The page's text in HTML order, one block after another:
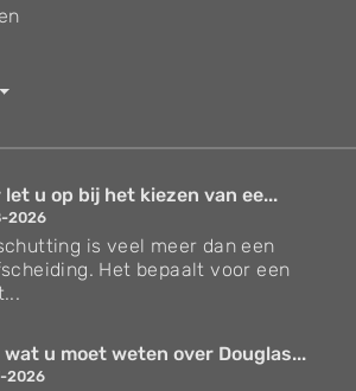
let u op bij het kiezen van ee...
2026
is veel meer dan een
Het bepaalt voor een
wat u moet weten over Douglas...
2026